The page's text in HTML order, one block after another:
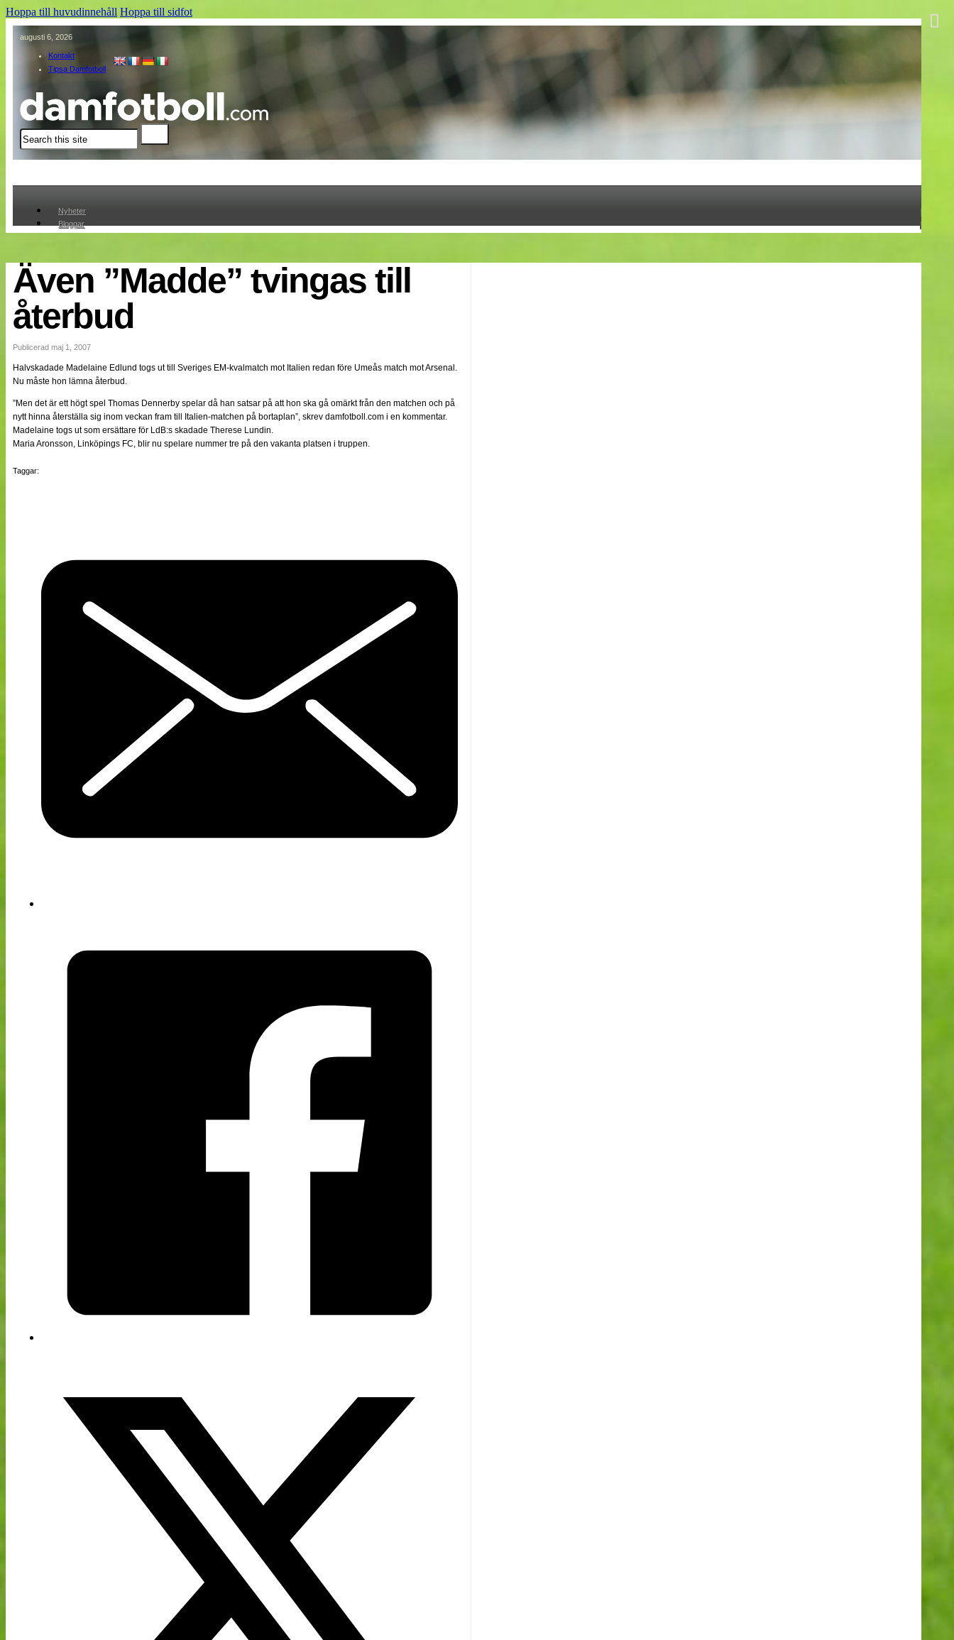
Hoppa till huvudinnehåll Hoppa till sidfot
augusti 6, 2026
Kontakt
Tipsa Damfotboll
Sök
Nyheter
Bloggar
Cuper
Medlemmar
Medlemsbilder
Om oss
NÄTverket
Nyheter
Bloggar
Lagen
Webb-TV
Cuper
Medlemmar
Även ”Madde” tvingas till
återbud
Publicerad maj 1, 2007
Halvskadade Madelaine Edlund togs ut till Sveriges EM-kvalmatch mot Italien redan före Umeås match mot Arsenal.
Nu måste hon lämna återbud.
”Men det är ett högt spel Thomas Dennerby spelar då han satsar på att hon ska gå omärkt från den matchen och på
nytt hinna återställa sig inom veckan fram till Italien-matchen på bortaplan”, skrev damfotboll.com i en kommentar.
Madelaine togs ut som ersättare för LdB:s skadade Therese Lundin.
Maria Aronsson, Linköpings FC, blir nu spelare nummer tre på den vakanta platsen i truppen.
Taggar: